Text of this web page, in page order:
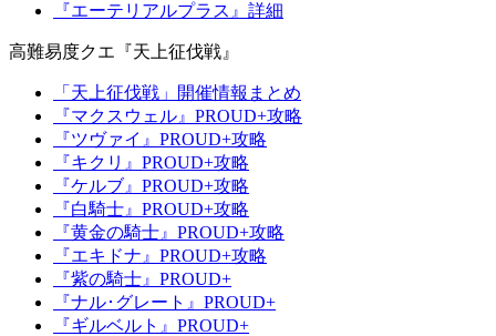
『エーテリアルプラス』詳細
高難易度クエ『天上征伐戦』
「天上征伐戦」開催情報まとめ
『マクスウェル』PROUD+攻略
『ツヴァイ』PROUD+攻略
『キクリ』PROUD+攻略
『ケルブ』PROUD+攻略
『白騎士』PROUD+攻略
『黄金の騎士』PROUD+攻略
『エキドナ』PROUD+攻略
『紫の騎士』PROUD+
『ナル･グレート』PROUD+
『ギルベルト』PROUD+